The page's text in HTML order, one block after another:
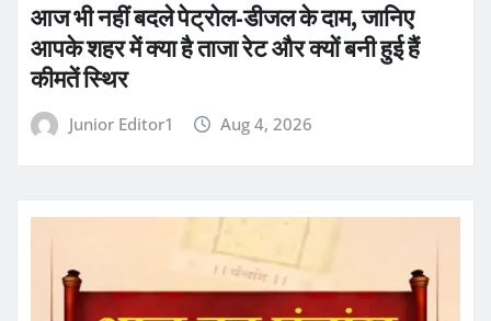
आज भी नहीं बदले पेट्रोल-डीजल के दाम, जानिए
आपके शहर में क्या है ताजा रेट और क्यों बनी हुई हैं
कीमतें स्थिर
Junior Editor1 Aug 4, 2026